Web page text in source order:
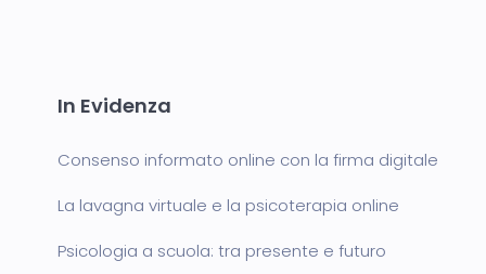
In Evidenza
Consenso informato online con la firma digitale
La lavagna virtuale e la psicoterapia online
Psicologia a scuola: tra presente e futuro